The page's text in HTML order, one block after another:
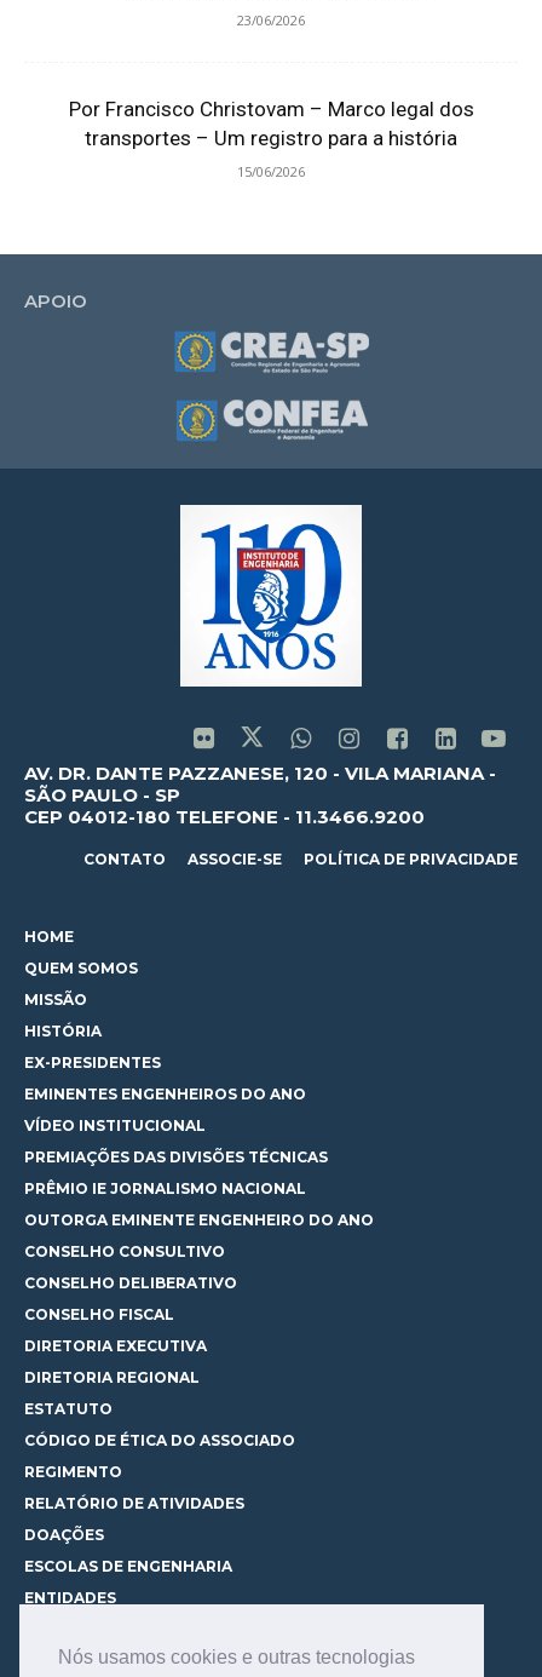
Nós usamos cookies e outras tecnologias
23/06/2026
Por Francisco Christovam – Marco legal dos
transportes – Um registro para a história
15/06/2026
APOIO
AV. DR. DANTE PAZZANESE, 120 - VILA MARIANA -
SÃO PAULO - SP
CEP 04012-180 TELEFONE - 11.3466.9200
CONTATO ASSOCIE-SE POLÍTICA DE PRIVACIDADE
HOME
QUEM SOMOS
MISSÃO
HISTÓRIA
EX-PRESIDENTES
EMINENTES ENGENHEIROS DO ANO
VÍDEO INSTITUCIONAL
PREMIAÇÕES DAS DIVISÕES TÉCNICAS
PRÊMIO IE JORNALISMO NACIONAL
OUTORGA EMINENTE ENGENHEIRO DO ANO
CONSELHO CONSULTIVO
CONSELHO DELIBERATIVO
CONSELHO FISCAL
DIRETORIA EXECUTIVA
DIRETORIA REGIONAL
ESTATUTO
CÓDIGO DE ÉTICA DO ASSOCIADO
REGIMENTO
RELATÓRIO DE ATIVIDADES
DOAÇÕES
ESCOLAS DE ENGENHARIA
ENTIDADES
CURSOS